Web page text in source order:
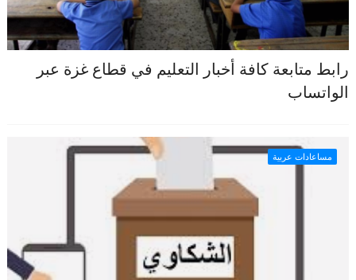
رابط متابعة كافة أخبار التعليم في قطاع غزة عبر
الواتساب
مساعادات عربية